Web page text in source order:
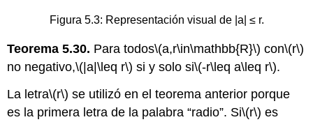
Figura 5.3: Representación visual de |a| ≤ r.
Teorema 5.30. Para todos\(a,r\in\mathbb{R}\) con\(r\)
no negativo,\(|a|\leq r\) si y solo si\(-r\leq a\leq r\).
La letra\(r\) se utilizó en el teorema anterior porque
es la primera letra de la palabra “radio”. Si\(r\) es